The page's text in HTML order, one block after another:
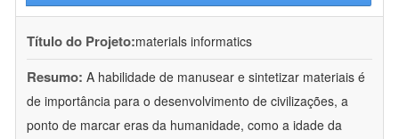
Título do Projeto:materials informatics
Resumo: A habilidade de manusear e sintetizar materiais é
de importância para o desenvolvimento de civilizações, a
ponto de marcar eras da humanidade, como a idade da